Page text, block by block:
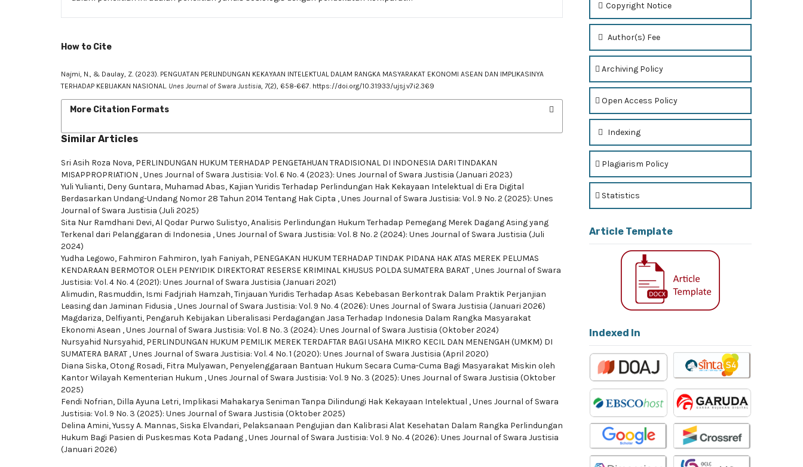
How to Cite
Najmi, N., & Daulay, Z. (2023). PENGUATAN PERLINDUNGAN KEKAYAAN INTELEKTUAL DALAM RANGKA MASYARAKAT EKONOMI ASEAN DAN IMPLIKASINYA
TERHADAP KEBIJAKAN NASIONAL. Unes Journal of Swara Justisia, 7(2), 658-667. https://doi.org/10.31933/ujsj.v7i2.369
More Citation Formats
Similar Articles
Sri Asih Roza Nova, PERLINDUNGAN HUKUM TERHADAP PENGETAHUAN TRADISIONAL DI INDONESIA DARI TINDAKAN
MISAPPROPRIATION ,Unes Journal of Swara Justisia: Vol. 6 No. 4 (2023): Unes Journal of Swara Justisia (Januari 2023)
Yuli Yulianti, Deny Guntara, Muhamad Abas, Kajian Yuridis Terhadap Perlindungan Hak Kekayaan Intelektual di Era Digital
Berdasarkan Undang-Undang Nomor 28 Tahun 2014 Tentang Hak Cipta ,Unes Journal of Swara Justisia: Vol. 9 No. 2 (2025): Unes
Journal of Swara Justisia (Juli 2025)
Sita Nur Ramdhani Devi, Al Qodar Purwo Sulistyo,Analisis Perlindungan Hukum Terhadap Pemegang Merek Dagang Asing yang
Terkenal dari Pelanggaran di Indonesia ,Unes Journal of Swara Justisia: Vol. 8 No. 2 (2024): Unes Journal of Swara Justisia (Juli
2024)
Yudha Legowo, Fahmiron Fahmiron, Iyah Faniyah, PENEGAKAN HUKUM TERHADAP TINDAK PIDANA HAK ATAS MEREK PELUMAS
KENDARAAN BERMOTOR OLEH PENYIDIK DIREKTORAT RESERSE KRIMINAL KHUSUS POLDA SUMATERA BARAT ,Unes Journal of Swara
Justisia: Vol. 4 No. 4 (2021): Unes Journal of Swara Justisia (Januari 2021)
Alimudin, Rasmuddin, Ismi Fadjriah Hamzah,Tinjauan Yuridis Terhadap Asas Kebebasan Berkontrak Dalam Praktik Perjanjian
Leasing dan Jaminan Fidusia ,Unes Journal of Swara Justisia: Vol. 9 No. 4 (2026): Unes Journal of Swara Justisia (Januari 2026)
Magdariza, Delfiyanti, Pengaruh Kebijakan Liberalisasi Perdagangan Jasa Terhadap Indonesia Dalam Rangka Masyarakat
Ekonomi Asean ,Unes Journal of Swara Justisia: Vol. 8 No. 3 (2024): Unes Journal of Swara Justisia (Oktober 2024)
Nursyahid Nursyahid, PERLINDUNGAN HUKUM PEMILIK MEREK TERDAFTAR BAGI USAHA MIKRO KECIL DAN MENENGAH (UMKM) DI
SUMATERA BARAT ,Unes Journal of Swara Justisia: Vol. 4 No. 1 (2020): Unes Journal of Swara Justisia (April 2020)
Diana Siska, Otong Rosadi, Fitra Mulyawan, Penyelenggaraan Bantuan Hukum Secara Cuma-Cuma Bagi Masyarakat Miskin oleh
Kantor Wilayah Kementerian Hukum ,Unes Journal of Swara Justisia: Vol. 9 No. 3 (2025): Unes Journal of Swara Justisia (Oktober
2025)
Fendi Nofrian, Dilla Ayuna Letri, Implikasi Mahakarya Seniman Tanpa Dilindungi Hak Kekayaan Intelektual ,Unes Journal of Swara
Justisia: Vol. 9 No. 3 (2025): Unes Journal of Swara Justisia (Oktober 2025)
Delina Amini, Yussy A. Mannas, Siska Elvandari, Pelaksanaan Pengujian dan Kalibrasi Alat Kesehatan Dalam Rangka Perlindungan
Hukum Bagi Pasien di Puskesmas Kota Padang ,Unes Journal of Swara Justisia: Vol. 9 No. 4 (2026): Unes Journal of Swara Justisia
(Januari 2026)
Copyright Notice
Author(s) Fee
Archiving Policy
Open Access Policy
Indexing
Plagiarism Policy
Statistics
Article Template
Indexed In